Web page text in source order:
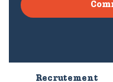
Recrutement